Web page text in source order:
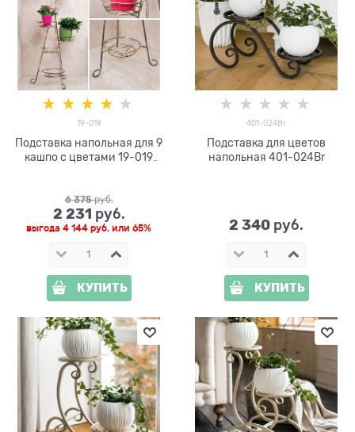
19-019
Подставка напольная для 9
кашпо с цветами 19-019
6 375 руб.
2 231 руб.
выгода 4 144 руб. или 65%
КУПИТЬ
401-024Br
Подставка для цветов
напольная 401-024Br
2 340 руб.
КУПИТЬ